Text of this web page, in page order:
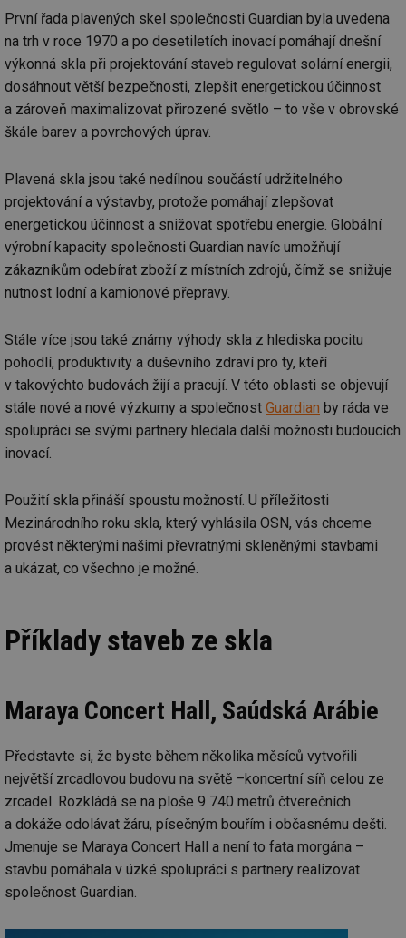
První řada plavených skel společnosti Guardian byla uvedena
na trh v roce 1970 a po desetiletích inovací pomáhají dnešní
výkonná skla při projektování staveb regulovat solární energii,
dosáhnout větší bezpečnosti, zlepšit energetickou účinnost
a zároveň maximalizovat přirozené světlo – to vše v obrovské
škále barev a povrchových úprav.
Plavená skla jsou také nedílnou součástí udržitelného
projektování a výstavby, protože pomáhají zlepšovat
energetickou účinnost a snižovat spotřebu energie. Globální
výrobní kapacity společnosti Guardian navíc umožňují
zákazníkům odebírat zboží z místních zdrojů, čímž se snižuje
nutnost lodní a kamionové přepravy.
Stále více jsou také známy výhody skla z hlediska pocitu
pohodlí, produktivity a duševního zdraví pro ty, kteří
v takovýchto budovách žijí a pracují. V této oblasti se objevují
stále nové a nové výzkumy a společnost Guardian by ráda ve
spolupráci se svými partnery hledala další možnosti budoucích
inovací.
Použití skla přináší spoustu možností. U příležitosti
Mezinárodního roku skla, který vyhlásila OSN, vás chceme
provést některými našimi převratnými skleněnými stavbami
a ukázat, co všechno je možné.
Příklady staveb ze skla
Maraya Concert Hall, Saúdská Arábie
Představte si, že byste během několika měsíců vytvořili
největší zrcadlovou budovu na světě –koncertní síň celou ze
zrcadel. Rozkládá se na ploše 9 740 metrů čtverečních
a dokáže odolávat žáru, písečným bouřím i občasnému dešti.
Jmenuje se Maraya Concert Hall a není to fata morgána –
stavbu pomáhala v úzké spolupráci s partnery realizovat
společnost Guardian.